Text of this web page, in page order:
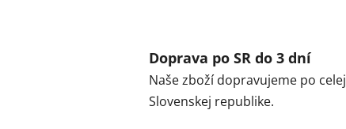
Doprava po SR do 3 dní
Naše zboží dopravujeme po celej
Slovenskej republike.